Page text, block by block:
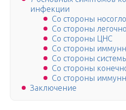
инфекции
Со стороны
Со стороны
Со стороны ЦНС
Со стороны
Со стороны
Со стороны
Со стороны
Заключение